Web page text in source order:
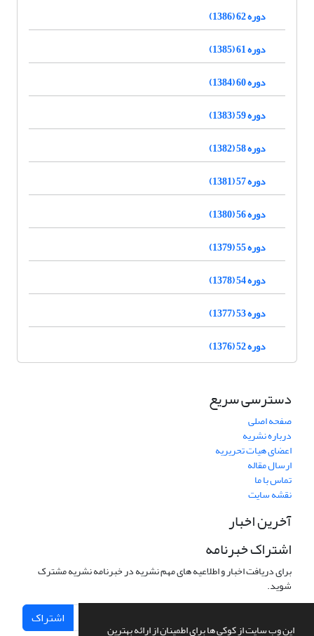
این وب سایت از کوکی ها برای اطمینان از ارائه بهترین
دوره 62 (1386)
دوره 61 (1385)
دوره 60 (1384)
دوره 59 (1383)
دوره 58 (1382)
دوره 57 (1381)
دوره 56 (1380)
دوره 55 (1379)
دوره 54 (1378)
دوره 53 (1377)
دوره 52 (1376)
دسترسی سریع
صفحه اصلی
درباره نشریه
اعضای هیات تحریریه
ارسال مقاله
تماس با ما
نقشه سایت
آخرین اخبار
اشتراک خبرنامه
برای دریافت اخبار و اطلاعیه های مهم نشریه در خبرنامه نشریه مشترک
شوید.
اشتراک